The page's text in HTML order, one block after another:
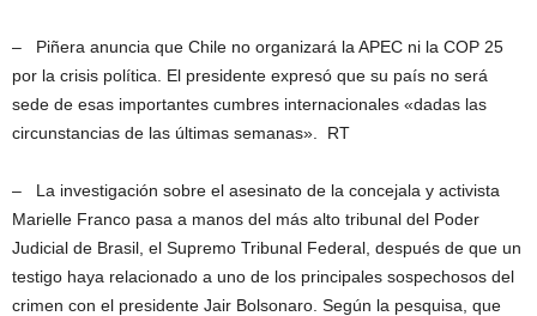
– Piñera anuncia que Chile no organizará la APEC ni la COP 25
por la crisis política. El presidente expresó que su país no será
sede de esas importantes cumbres internacionales «dadas las
circunstancias de las últimas semanas». RT
– La investigación sobre el asesinato de la concejala y activista
Marielle Franco pasa a manos del más alto tribunal del Poder
Judicial de Brasil, el Supremo Tribunal Federal, después de que un
testigo haya relacionado a uno de los principales sospechosos del
crimen con el presidente Jair Bolsonaro. Según la pesquisa, que